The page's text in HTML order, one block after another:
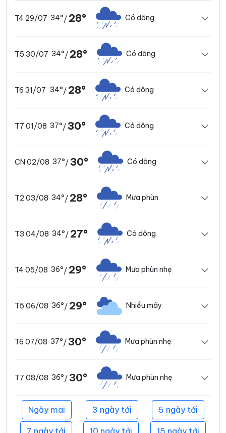
T4 29/07 34°/ 28° Có dông
T5 30/07 34°/ 28° Có dông
T6 31/07 34°/ 28° Có dông
T7 01/08 37°/30° Có dông
CN 02/08 37°/30° Có dông
T2 03/08 34°/ 28° Mưa phùn
T3 04/08 34°/ 27° Có dông
T4 05/08 36°/ 29° Mưa phùn nhẹ
T5 06/08 36°/ 29° Nhiều mây
T6 07/08 37°/30° Mưa phùn nhẹ
T7 08/08 36°/30° Mưa phùn nhẹ
Ngày mai 3 ngày tới 5 ngày tới
7 ngày tới 10 ngày tới 15 ngày tới